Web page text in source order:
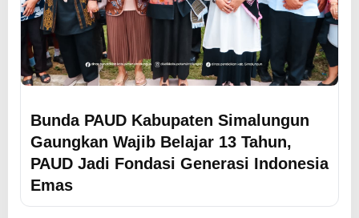
Bunda PAUD Kabupaten Simalungun
Gaungkan Wajib Belajar 13 Tahun,
PAUD Jadi Fondasi Generasi Indonesia
Emas